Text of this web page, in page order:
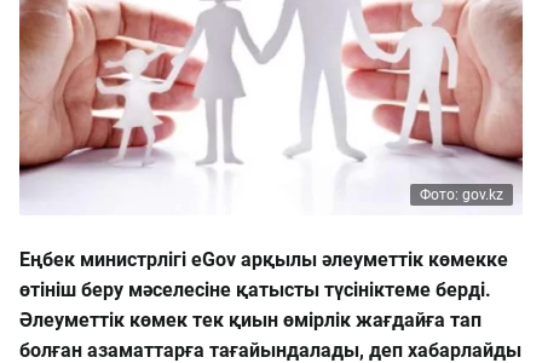
Фото: gov.kz
Еңбек министрлігі eGov арқылы әлеуметтік көмекке
өтініш беру мәселесіне қатысты түсініктеме берді.
Әлеуметтік көмек тек қиын өмірлік жағдайға тап
болған азаматтарға тағайындалады, деп хабарлайды